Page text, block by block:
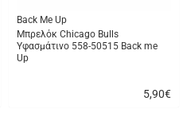
Back Me Up
Μπρελόκ Chicago Bulls
Υφασμάτινο 558-50515 Back me
Up
5,90€